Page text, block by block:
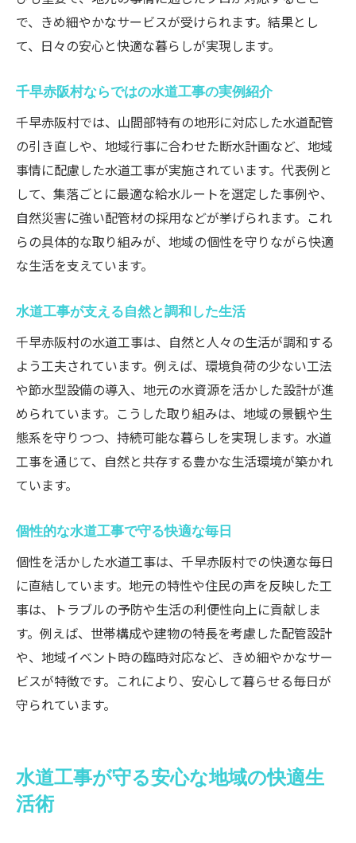
千早赤阪村の特色を活かす水道工事とは
住民目線で見る水道工事の工夫
街の未来を拓く水道工事の新しい取り組み
地域の声を反映した水道工事の実例
安心して任せたい水道工事の見極めポイント
信頼できる水道工事業者の選び方を紹介
安心感につながる水道工事の基準とは
見極めたい水道工事業者の特徴と実績
後悔しない水道工事の依頼ポイント
目
家計と安全を守る水道工事の見極め術
水道工事で叶える持続可能な村の住環境
水道工事が支える持続可能な暮らしとは
環境に優しい水道工事の取り組みを学ぶ
村の未来を見据えた水道工事の工夫
持続可能な水道工事で安心生活を実現
エコな水道工事で守る住環境の秘訣
千早赤阪村で選ばれる水道工事の新常識
新しい基準で選ばれる水道工事の特徴
千早赤阪村で注目される水道工事の進化
安心を生む水道工事の最新トレンド
水道工事選びで知っておきたい新常識
地域に愛される水道工事の秘密に迫る
で、きめ細やかなサービスが受けられます。結果とし
て、日々の安心と快適な暮らしが実現します。
千早赤阪村ならではの水道工事の実例紹介
千早赤阪村では、山間部特有の地形に対応した水道配管
の引き直しや、地域行事に合わせた断水計画など、地域
事情に配慮した水道工事が実施されています。代表例と
して、集落ごとに最適な給水ルートを選定した事例や、
自然災害に強い配管材の採用などが挙げられます。これ
らの具体的な取り組みが、地域の個性を守りながら快適
な生活を支えています。
水道工事が支える自然と調和した生活
千早赤阪村の水道工事は、自然と人々の生活が調和する
よう工夫されています。例えば、環境負荷の少ない工法
や節水型設備の導入、地元の水資源を活かした設計が進
められています。こうした取り組みは、地域の景観や生
態系を守りつつ、持続可能な暮らしを実現します。水道
工事を通じて、自然と共存する豊かな生活環境が築かれ
ています。
個性的な水道工事で守る快適な毎日
個性を活かした水道工事は、千早赤阪村での快適な毎日
に直結しています。地元の特性や住民の声を反映した工
事は、トラブルの予防や生活の利便性向上に貢献しま
す。例えば、世帯構成や建物の特長を考慮した配管設計
や、地域イベント時の臨時対応など、きめ細やかなサー
ビスが特徴です。これにより、安心して暮らせる毎日が
守られています。
水道工事が守る安心な地域の快適生
活術